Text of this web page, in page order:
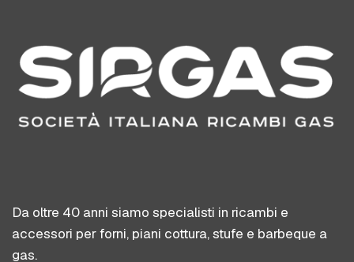
Da oltre 40 anni siamo specialisti in ricambi e
accessori per forni, piani cottura, stufe e barbeque a
gas.